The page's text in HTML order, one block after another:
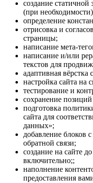
создание статичной
(при
определение
отрисовка и
страницы;
написание мета-
написание и/или
текстов для
адаптивная вёрстка
настройка сайта на
тестирование и
сохранение
подготовка
сайта для
данных»;
добавление блоков
обратной связи;
создание на сайте
включительно;;
наполнение
предоставления